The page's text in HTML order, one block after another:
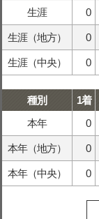
生涯
0
生涯（地方） 0
生涯（中央） 0
種別 1着
本年
0
本年（地方） 0
本年（中央） 0